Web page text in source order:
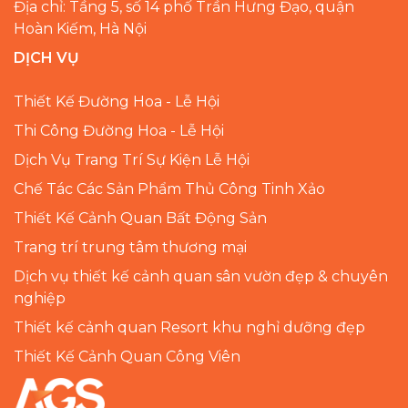
Địa chỉ: Tầng 5, số 14 phố Trần Hưng Đạo, quận
Hoàn Kiếm, Hà Nội
DỊCH VỤ
Thiết Kế Đường Hoa - Lễ Hội
Thi Công Đường Hoa - Lễ Hội
Dịch Vụ Trang Trí Sự Kiện Lễ Hội
Chế Tác Các Sản Phẩm Thủ Công Tinh Xảo
Thiết Kế Cảnh Quan Bất Động Sản
Trang trí trung tâm thương mại
Dịch vụ thiết kế cảnh quan sân vườn đẹp & chuyên
nghiệp
Thiết kế cảnh quan Resort khu nghỉ dưỡng đẹp
Thiết Kế Cảnh Quan Công Viên